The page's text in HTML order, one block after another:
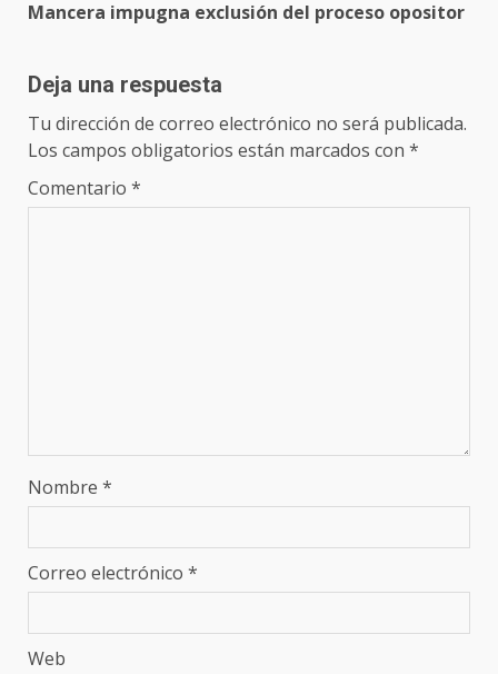
Mancera impugna exclusión del proceso opositor
Deja una respuesta
Tu dirección de correo electrónico no será publicada.
Los campos obligatorios están marcados con *
Comentario *
Nombre *
Correo electrónico *
Web